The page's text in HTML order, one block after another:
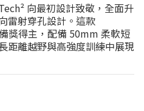
向最初設計致敬，全面升
雷射穿孔設計。這款
獎得主，配備 50mm 柔軟短
距離越野與高強度訓練中展現